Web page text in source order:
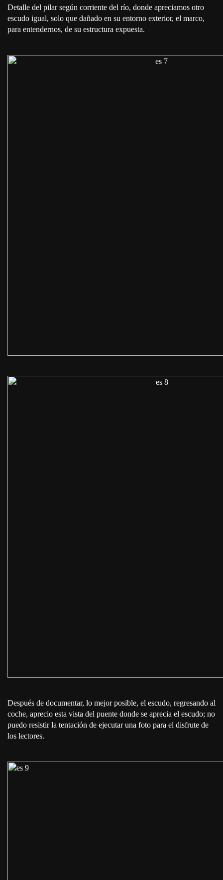
Detalle del pilar según corriente del río, donde apreciamos otro
escudo igual, solo que dañado en su entorno exterior, el marco,
para entendernos, de su estructura expuesta.
Después de documentar, lo mejor posible, el escudo, regresando al
coche, aprecio esta vista del puente donde se aprecia el escudo; no
puedo resistir la tentación de ejecutar una foto para el disfrute de
los lectores.